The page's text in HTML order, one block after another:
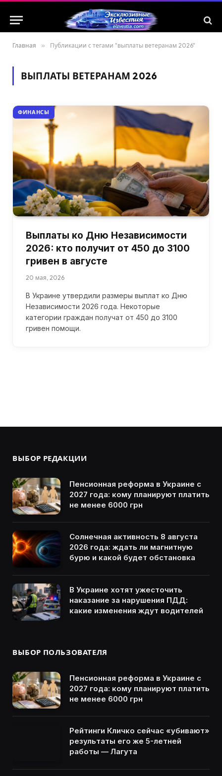
Главная » Публикации с тегами "выплаты ветеранам 2026"
ВЫПЛАТЫ ВЕТЕРАНАМ 2026
ФИНАНСЫ
Выплаты ко Дню Независимости
2026: кто получит от 450 до 3100
гривен в августе
20 мая, 2026
В Украине утвердили размеры выплат ко Дню
Независимости 2026 года. Некоторые
категории граждан получат от 450 до 3100
гривен помощи.
ВЫБОР РЕДАКЦИИ
Пенсионная реформа в Украине с
2027 года: кому планируют платить
не менее 6000 грн
Солнечная активность 8 августа
2026 года: ждать ли магнитную
бурю и какой будет обстановка
В Украине хотят ужесточить
наказание за нарушения ПДД:
какие изменения ждут водителей
ВЫБОР ПОЛЬЗОВАТЕЛЯ
Пенсионная реформа в Украине с
2027 года: кому планируют платить
не менее 6000 грн
Рейтинги Кличко сейчас «убивают»
результаты его же 5-летней
работы — Лагута